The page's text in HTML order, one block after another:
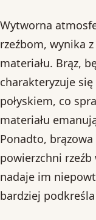
Wytworna
rzeźbom, wynika
materiału. Brąz,
charakteryzuje
połyskiem, co
materiału
Ponadto,
powierzchni
nadaje im
bardziej